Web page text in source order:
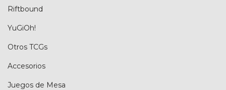
Riftbound
YuGiOh!
Otros TCGs
Accesorios
Juegos de Mesa